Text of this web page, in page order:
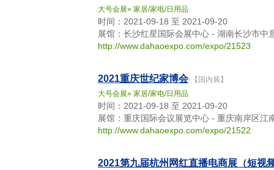
大号会展» 家居/家电/日用品
时间：2021-09-18 至 2021-09-20
展馆：长沙红星国际会展中心 - 湖南长沙市中
http://www.dahaoexpo.com/expo/21523
2021重庆世纪家博会-【国内展】
大号会展» 家居/家电/日用品
时间：2021-09-18 至 2021-09-20
展馆：重庆国际会议展览中心 - 重庆南岸区江
http://www.dahaoexpo.com/expo/21522
2021第九届杭州网红直播电商展（短视